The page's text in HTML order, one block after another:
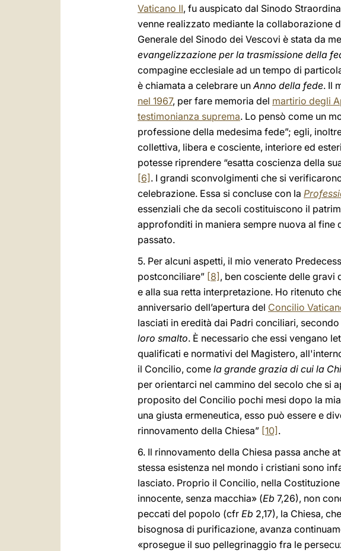
Vaticano II, fu auspicato dal Sinodo
venne realizzato mediante la collaborazione
Generale del Sinodo dei Vescovi è stata da
evangelizzazione per la trasmissione della
compagine ecclesiale ad un tempo di
è chiamata a celebrare unAnno della fede. Il
nel 1967, per fare memoria del martirio degli
testimonianza suprema. Lo pensò come un
professione della medesima fede”; egli,
collettiva, libera e cosciente, interiore ed
potesse riprendere “esatta coscienza della
[6] . I grandi sconvolgimenti che si
celebrazione. Essa si concluse con la
essenziali che da secoli costituiscono il
approfonditi in maniera sempre nuova al
passato.
5. Per alcuni aspetti, il mio venerato
postconciliare” [8] , ben cosciente delle
e alla sua retta interpretazione. Ho ritenuto
anniversario dell’apertura del Concilio
lasciati in eredità dai Padri conciliari,
loro smalto. È necessario che essi vengano
qualificati e normativi del Magistero,
il Concilio, come la grande grazia di cui la
per orientarci nel cammino del secolo che si
proposito del Concilio pochi mesi dopo la
una giusta ermeneutica, esso può essere e
rinnovamento della Chiesa” [10] .
6. Il rinnovamento della Chiesa passa anche
stessa esistenza nel mondo i cristiani sono
lasciato. Proprio il Concilio, nella
innocente, senza macchia» (Eb 7,26), non
peccati del popolo (cfr Eb 2,17), la Chiesa,
bisognosa di purificazione, avanza
«prosegue il suo pellegrinaggio fra le